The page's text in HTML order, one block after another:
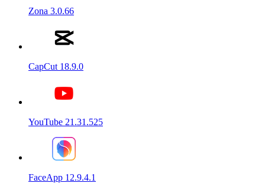
Zona 3.0.66
CapCut 18.9.0
YouTube 21.31.525
FaceApp 12.9.4.1